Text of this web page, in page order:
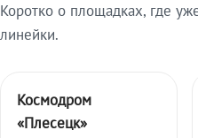
Коротко о площадках, где
линейки.
Космодром
«Плесецк»